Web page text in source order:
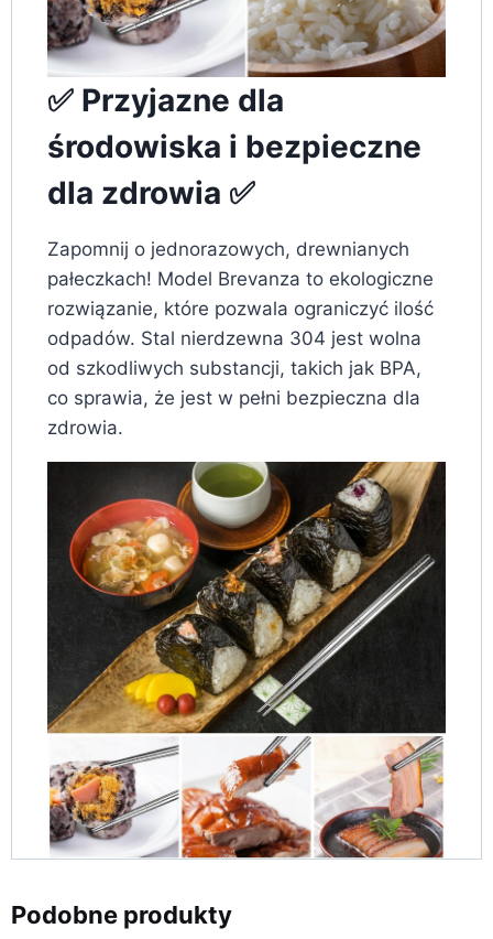
✅ Przyjazne dla
środowiska i bezpieczne
dla zdrowia ✅
Zapomnij o jednorazowych, drewnianych
pałeczkach! Model Brevanza to ekologiczne
rozwiązanie, które pozwala ograniczyć ilość
odpadów. Stal nierdzewna 304 jest wolna
od szkodliwych substancji, takich jak BPA,
co sprawia, że jest w pełni bezpieczna dla
zdrowia.
Podobne produkty